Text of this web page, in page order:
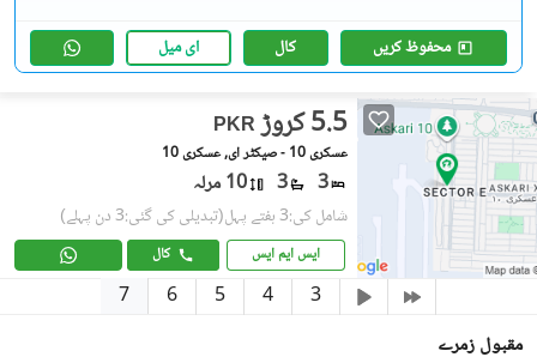
محفوظ کریں کال ای میل
PKR 5.5 کروڑ
عسکری 10 - صیکٹر ای, عسکری 10
3
3 10 مرلہ
شامل کی:3 ہفتے پہل (تبدیلی کی گئی:3 دن پہلے)
ایس ایم ایس کال
3
4
5
6
7
مقبول زمرے